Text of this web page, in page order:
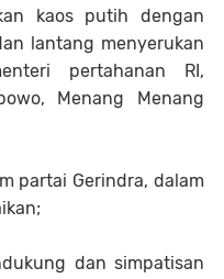
kaos putih dengan
lantang menyerukan
pertahanan RI,
Menang Menang
partai Gerindra, dalam
dan simpatisan